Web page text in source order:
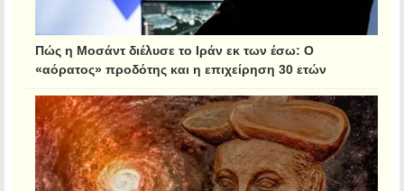
Πώς η Μοσάντ διέλυσε το Ιράν εκ των έσω: Ο
«αόρατος» προδότης και η επιχείρηση 30 ετών